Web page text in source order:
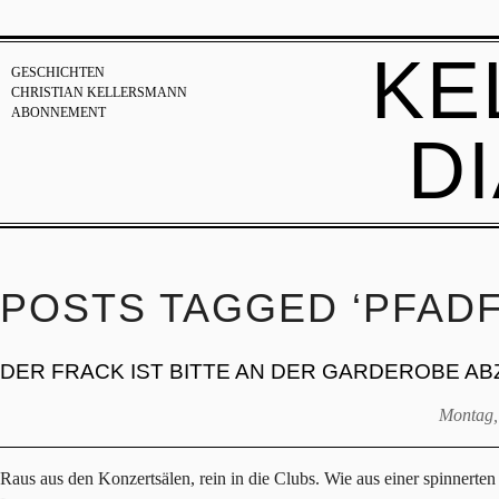
GESCHICHTEN
CHRISTIAN KELLERSMANN
ABONNEMENT
POSTS TAGGED
DER FRACK IST BITTE AN DER GARDEROBE
Raus aus den Konzertsälen, rein in die Clubs. Wie aus einer